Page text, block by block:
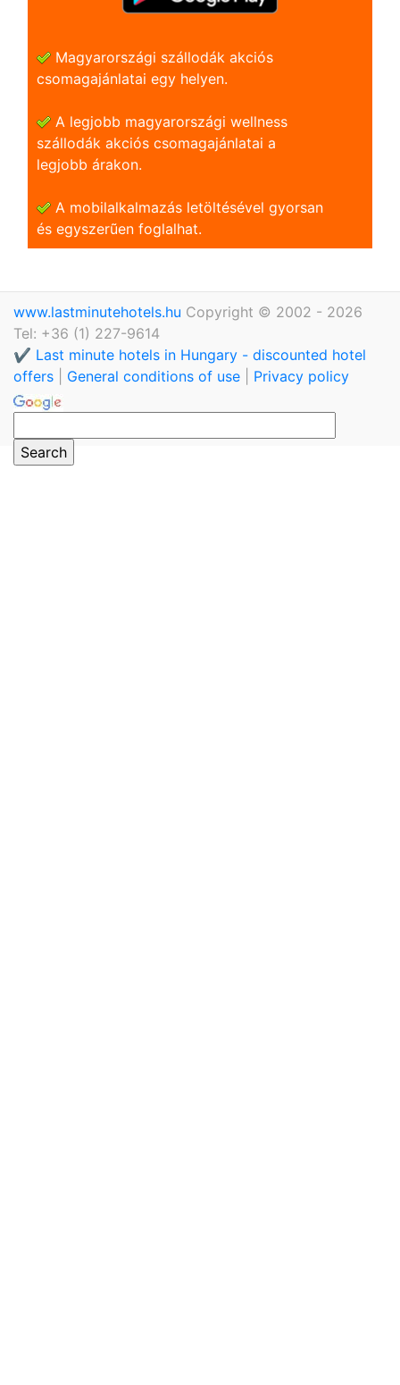
Magyarországi szállodák akciós
csomagajánlatai egy helyen.
A legjobb magyarországi wellness
szállodák akciós csomagajánlatai a
legjobb árakon.
A mobilalkalmazás letöltésével gyorsan
és egyszerũen foglalhat.
www.lastminutehotels.hu Copyright © 2002 - 2026
Tel: +36 (1) 227-9614
✔️ Last minute hotels in Hungary - discounted hotel
offers
General conditions of use Privacy policy